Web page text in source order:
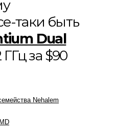
таки быть
Dual
ГГц за $90
Nehalem